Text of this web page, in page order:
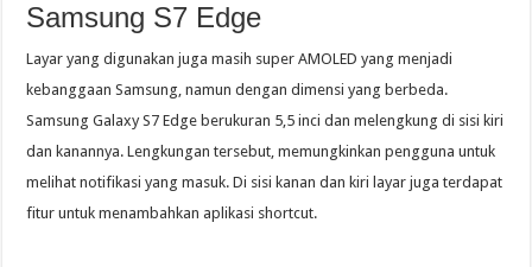
Samsung S7 Edge
Layar yang digunakan juga masih super AMOLED yang menjadi
kebanggaan Samsung, namun dengan dimensi yang berbeda.
Samsung Galaxy S7 Edge berukuran 5,5 inci dan melengkung di sisi kiri
dan kanannya. Lengkungan tersebut, memungkinkan pengguna untuk
melihat notifikasi yang masuk. Di sisi kanan dan kiri layar juga terdapat
fitur untuk menambahkan aplikasi shortcut.